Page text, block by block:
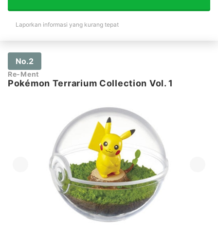
Laporkan informasi yang kurang tepat
No.2
Re-Ment
Pokémon Terrarium Collection Vol. 1